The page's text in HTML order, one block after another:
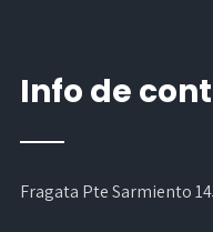
Info de
Fragata Pte Sarmiento